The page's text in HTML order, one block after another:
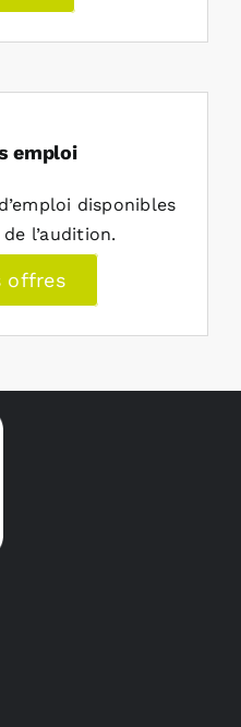
emploi
disponibles
l’audition.
offres